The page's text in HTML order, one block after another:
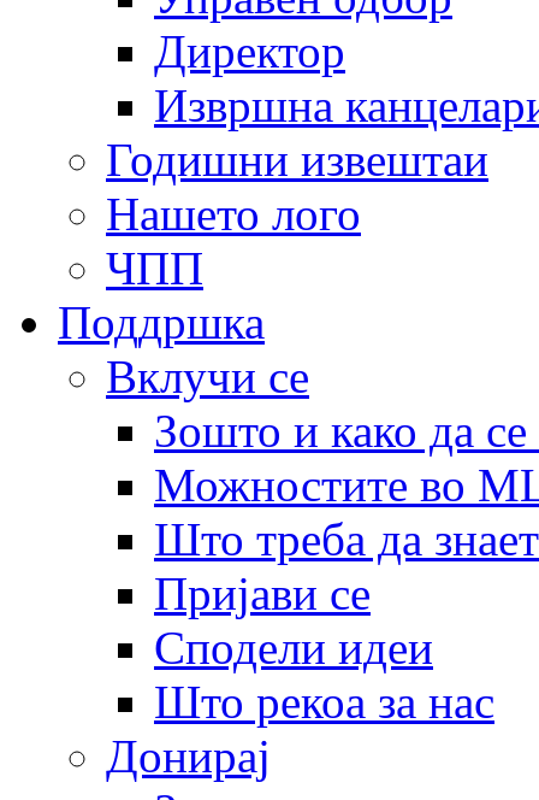
Директор
Извршна
Годишни извештаи
Нашето лого
ЧПП
Поддршка
Вклучи се
Зошто и како да
Можностите во
Што треба да
Пријави се
Сподели идеи
Што рекоа за нас
Донирај